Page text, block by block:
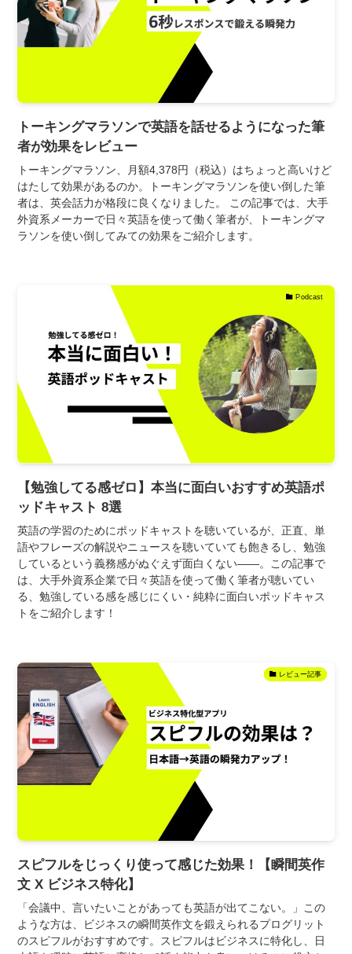
トーキングマラソンで英語を話せるようになった筆
者が効果をレビュー
トーキングマラソン、月額4,378円（税込）はちょっと高いけど
はたして効果があるのか。トーキングマラソンを使い倒した筆
者は、英会話力が格段に良くなりました。 この記事では、大手
外資系メーカーで日々英語を使って働く筆者が、トーキングマ
ラソンを使い倒してみての効果をご紹介します。
Podcast
【勉強してる感ゼロ】本当に面白いおすすめ英語ポ
ッドキャスト 8選
英語の学習のためにポッドキャストを聴いているが、正直、単
語やフレーズの解説やニュースを聴いていても飽きるし、勉強
しているという義務感がぬぐえず面白くない――。この記事で
は、大手外資系企業で日々英語を使って働く筆者が聴いてい
る、勉強している感を感じにくい・純粋に面白いポッドキャス
トをご紹介します！
レビュー記事
スピフルをじっくり使って感じた効果！【瞬間英作
文 X ビジネス特化】
「会議中、言いたいことがあっても英語が出てこない。」この
ような方は、ビジネスの瞬間英作文を鍛えられるプログリット
のスピフルがおすすめです。スピフルはビジネスに特化し、日